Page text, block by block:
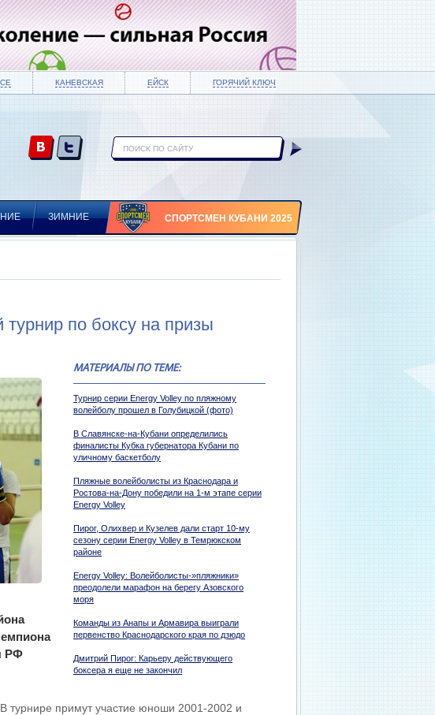
КАНЕВСКАЯ ЕЙСК ГОРЯЧИЙ КЛЮЧ
ЗИМНИЕ СПОРТСМЕН КУБАНИ 2025
по боксу на призы
МАТЕРИАЛЫ ПО ТЕМЕ:
Турнир серии Energy Volley по пляжному
волейболу прошел в Голубицкой (фото)
В Славянске-на-Кубани определились
финалисты Кубка губернатора Кубани по
уличному баскетболу
Пляжные волейболисты из Краснодара и
Ростова-на-Дону победили на 1-м этапе серии
Energy Volley
Пирог, Олихвер и Кузелев дали старт 10-му
сезону серии Energy Volley в Темрюкском
районе
Energy Volley: Волейболисты-»пляжники»
преодолели марафон на берегу Азовского
моря
Команды из Анапы и Армавира выиграли
первенство Краснодарского края по дзюдо
Дмитрий Пирог: Карьеру действующего
боксера я еще не закончил
РФ
турнире примут участие юноши 2001-2002 и